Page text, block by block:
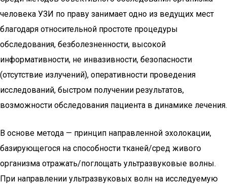
человека УЗИ по праву занимает одно из ведущих мест
благодаря относительной простоте процедуры
обследования, безболезненности, высокой
информативности, не инвазивности, безопасности
(отсутствие излучений), оперативности проведения
исследований, быстром получении результатов,
возможности обследования пациента в динамике лечения.
В основе метода — принцип направленной эхолокации,
базирующегося на способности тканей/сред живого
организма отражать/поглощать ультразвуковые волны.
При направлении ультразвуковых волн на исследуемую